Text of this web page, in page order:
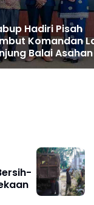
Hadiri Pisah
Komandan
Balai Asahan